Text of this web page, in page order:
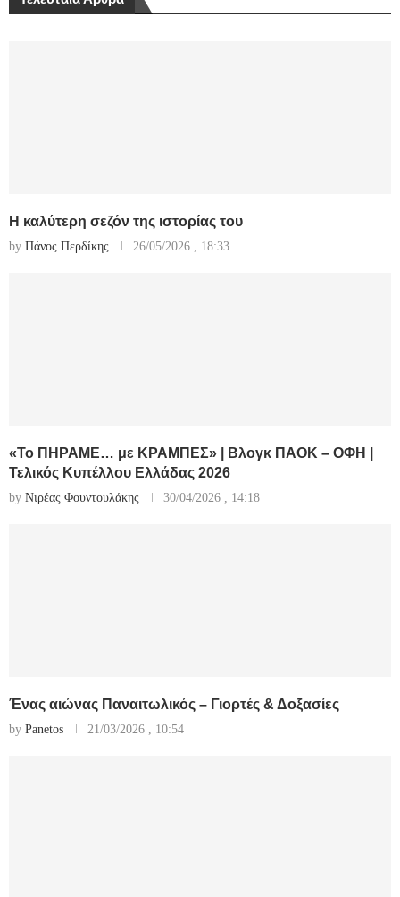
Η καλύτερη σεζόν της ιστορίας του
by Πάνος Περδίκης 26/05/2026 , 18:33
«Το ΠΗΡΑΜΕ… με ΚΡΑΜΠΕΣ» | Βλογκ ΠΑΟΚ – ΟΦΗ |
Τελικός Κυπέλλου Ελλάδας 2026
by Νιρέας Φουντουλάκης 30/04/2026 , 14:18
Ένας αιώνας Παναιτωλικός – Γιορτές & Δοξασίες
by Panetos 21/03/2026 , 10:54